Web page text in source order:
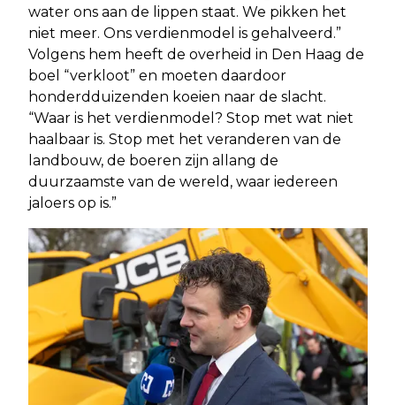
water ons aan de lippen staat. We pikken het
niet meer. Ons verdienmodel is gehalveerd.”
Volgens hem heeft de overheid in Den Haag de
boel “verkloot” en moeten daardoor
honderdduizenden koeien naar de slacht.
“Waar is het verdienmodel? Stop met wat niet
haalbaar is. Stop met het veranderen van de
landbouw, de boeren zijn allang de
duurzaamste van de wereld, waar iedereen
jaloers op is.”